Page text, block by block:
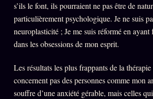
s’ils le font, ils pourraient ne pas être de
particulièrement psychologique. Je ne suis
neuroplasticité ; Je me suis réformé en ayant
dans les obsessions de mon esprit.
Les résultats les plus frappants de la
concernent pas des personnes comme mon
souffre d’une anxiété gérable, mais celles